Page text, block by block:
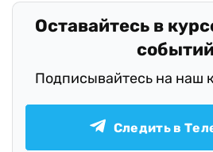
Оставайтесь в
Подписывайтесь на наш
Следить в